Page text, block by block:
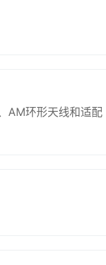
AM环形天线和适配